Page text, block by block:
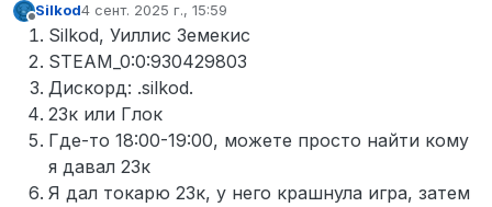
Не в сети
Silkod4 сент. 2025 г., 15:59
отредактировано
Silkod, Уиллис Земекис
STEAM_0:0:930429803
Дискорд: .silkod.
23к или Глок
Где-то 18:00-19:00, можете просто найти кому
я давал 23к
Я дал токарю 23к, у него крашнула игра, затем